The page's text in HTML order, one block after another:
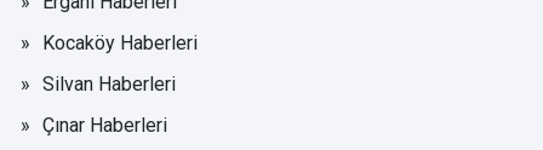
Kocaköy Haberleri
Silvan Haberleri
Çınar Haberleri